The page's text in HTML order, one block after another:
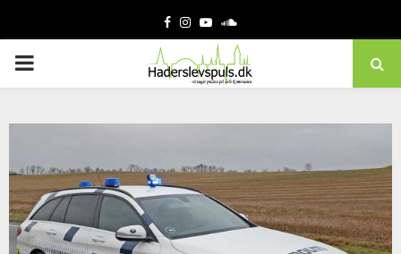
Facebook
Instagram
YoutubeSoundcloud
PRIMARY